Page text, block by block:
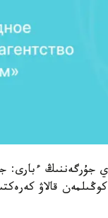
جۇرگەننىڭ ءبارى:
قالاۋ